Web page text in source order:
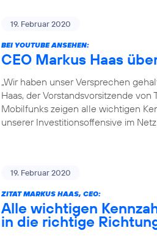
19. Februar 2020
BEI YOUTUBE ANSEHEN:
CEO Markus Haas
„Wir haben unser Versprechen
Haas, der Vorstandsvorsitzende
Mobilfunks zeigen alle wichtigen
unserer Investitionsoffensive im
19. Februar 2020
ZITAT MARKUS HAAS, CEO:
Alle wichtigen
in die richtige